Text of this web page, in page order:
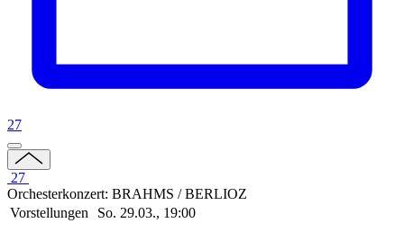
27
27
Orchesterkonzert: BRAHMS / BERLIOZ
Vorstellungen
So. 29.03., 19:00